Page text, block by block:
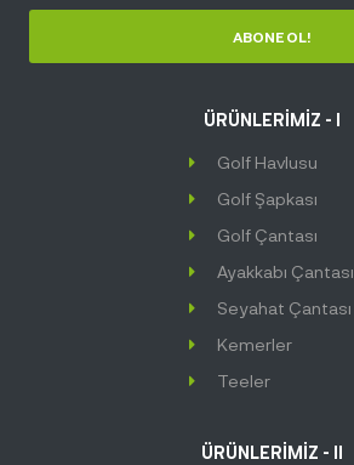
ABONE OL!
ÜRÜNLERİMİZ - I
Golf Havlusu
Golf Şapkası
Golf Çantası
Ayakkabı Çantası
Seyahat Çantası
Kemerler
Teeler
ÜRÜNLERİMİZ - II